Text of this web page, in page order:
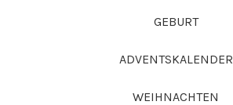
GEBURT
ADVENTSKALENDER
WEIHNACHTEN